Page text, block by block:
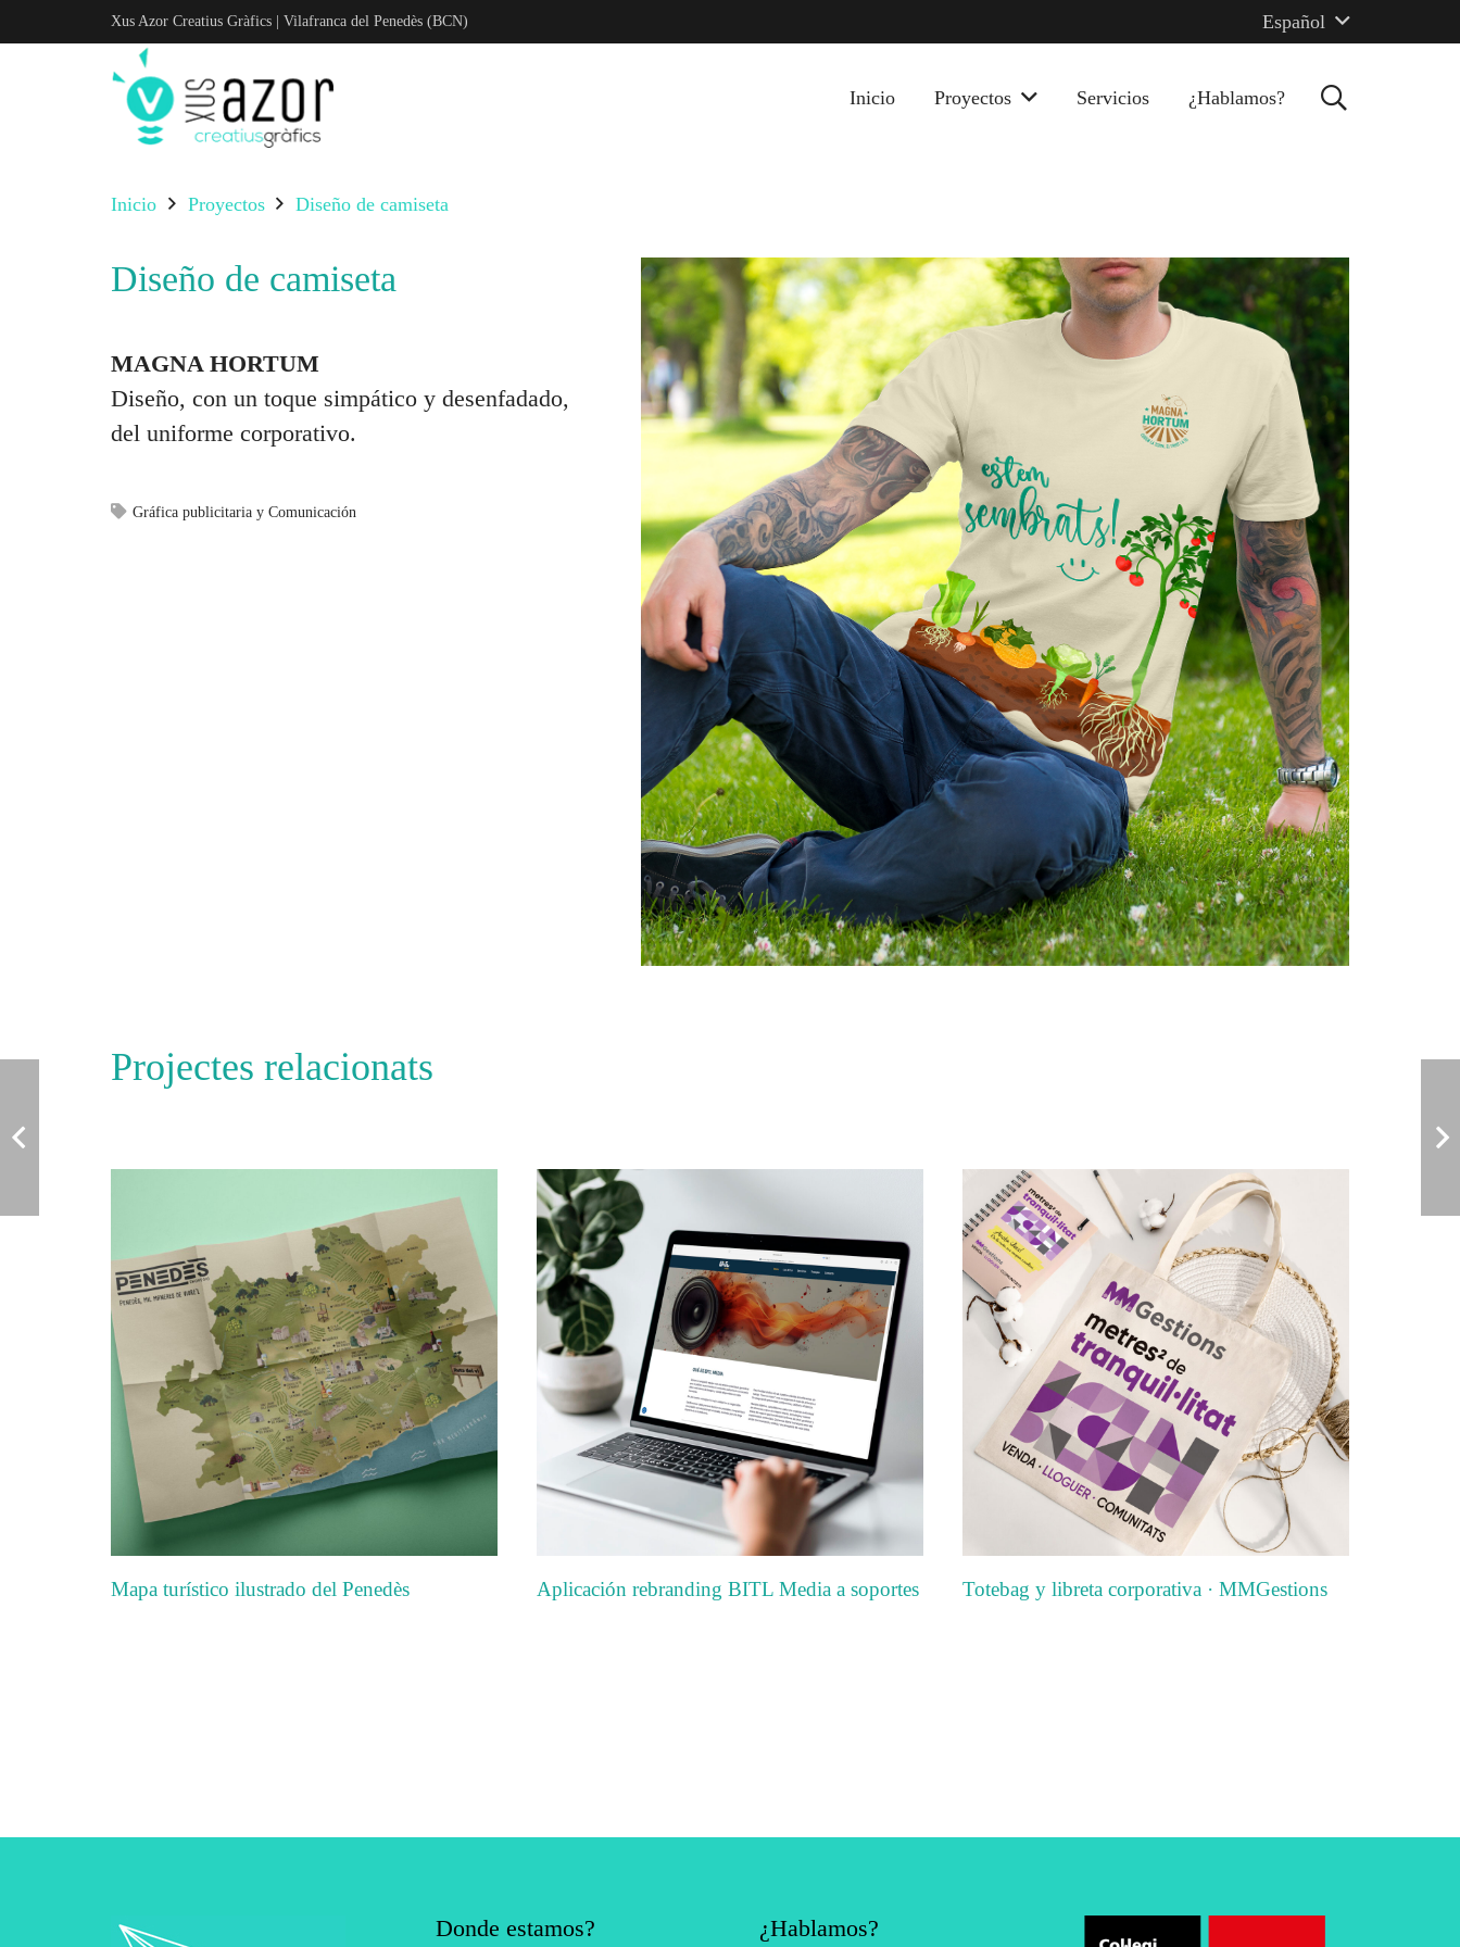
Xus Azor Creatius Gràfics | Vilafranca del Penedès (BCN) Español
Inicio Proyectos Servicios ¿Hablamos?
Inicio Proyectos Diseño de camiseta
Diseño de camiseta
MAGNA HORTUM
Diseño, con un toque simpático y desenfadado,
del uniforme corporativo.
Gráfica publicitaria y Comunicación
Projectes relacionats
Mapa turístico ilustrado del Penedès Aplicación rebranding BITL Media a soportes Totebag y libreta corporativa · MMGestions
Donde estamos? ¿Hablamos?